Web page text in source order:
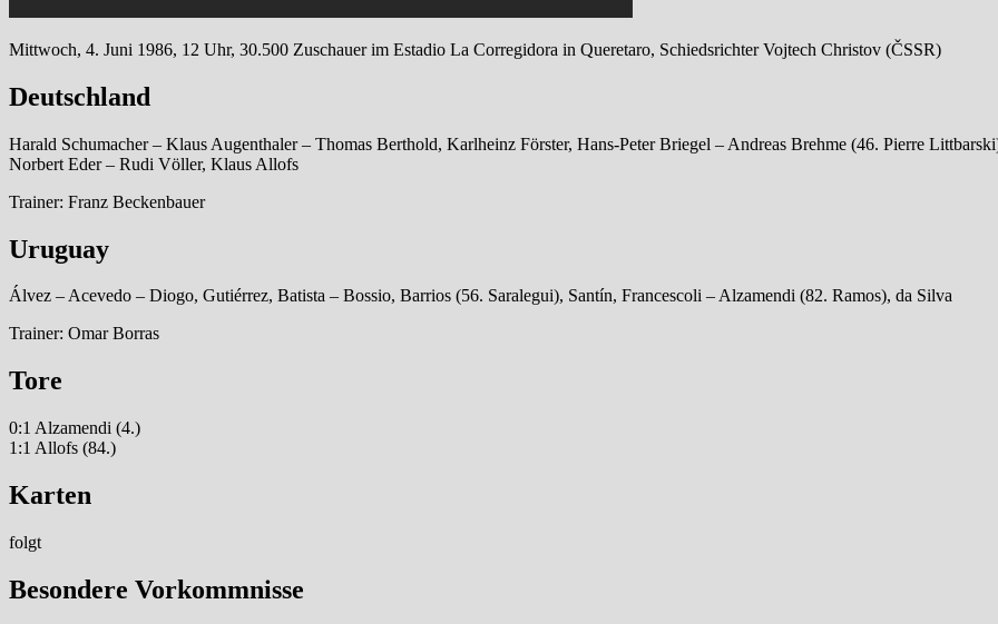
Mittwoch, 4. Juni 1986, 12 Uhr, 30.500 Zuschauer im Estadio La Corregidora in Queretaro, Schiedsrichter Vojtech Christov (ČSSR)
Deutschland
Harald Schumacher – Klaus Augenthaler – Thomas Berthold, Karlheinz Förster, Hans-Peter Briegel – Andreas Brehme (46. Pierre
Norbert Eder – Rudi Völler, Klaus Allofs
Trainer: Franz Beckenbauer
Uruguay
Álvez – Acevedo – Diogo, Gutiérrez, Batista – Bossio, Barrios (56. Saralegui), Santín, Francescoli – Alzamendi (82. Ramos), da Silva
Trainer: Omar Borras
Tore
0:1 Alzamendi (4.)
1:1 Allofs (84.)
Karten
folgt
Besondere Vorkommnisse